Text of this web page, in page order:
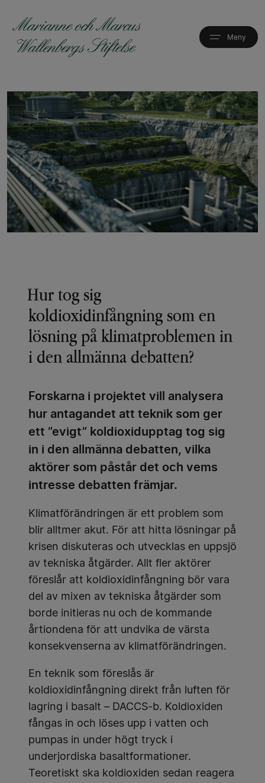
huvudinnehåll
Hur tog sig
koldioxidinfångning som en
lösning på klimatproblemen in
i den allmänna debatten?
Forskarna i projektet vill analysera
hur antagandet att teknik som ger
ett ”evigt” koldioxidupptag tog sig
in i den allmänna debatten, vilka
aktörer som påstår det och vems
intresse debatten främjar.
Klimatförändringen är ett problem som
blir alltmer akut. För att hitta lösningar på
krisen diskuteras och utvecklas en uppsjö
av tekniska åtgärder. Allt fler aktörer
föreslår att koldioxidinfångning bör vara
del av mixen av tekniska åtgärder som
borde initieras nu och de kommande
årtiondena för att undvika de värsta
konsekvenserna av klimatförändringen.
En teknik som föreslås är
koldioxidinfångning direkt från luften för
lagring i basalt – DACCS-b. Koldioxiden
fångas in och löses upp i vatten och
pumpas in under högt tryck i
underjordiska basaltformationer.
Teoretiskt ska koldioxiden sedan reagera